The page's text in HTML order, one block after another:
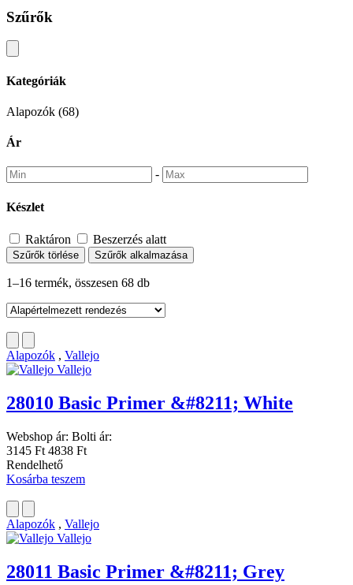
Szűrők
Kategóriák
Alapozók (68)
Ár
-
Készlet
Raktáron Beszerzés alatt
Szűrők törlése Szűrők alkalmazása
1–16 termék, összesen 68 db
Alapozók , Vallejo
Vallejo
28010 Basic Primer &#8211; White
Webshop ár: Bolti ár:
3145 Ft 4838 Ft
Rendelhető
Kosárba teszem
Alapozók , Vallejo
Vallejo
28011 Basic Primer &#8211; Grey